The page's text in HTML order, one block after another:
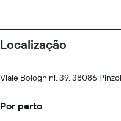
Localização
Viale Bolognini, 39, 38086
Por perto